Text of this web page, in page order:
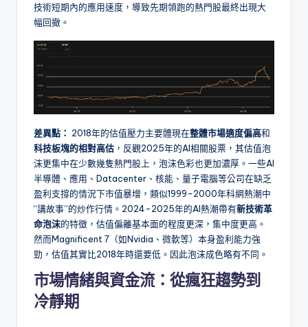
技術短期內的應用速度，導致先期領跑的熱門股最終出現大
幅回撤。
差異點： 2018年的估值壓力主要體現在整體市場適度偏高和
科技板塊的相對高估 ，反觀2025年的AI相關股票，其估值泡
沫更集中在少數幾隻熱門股上，泡沫色彩也更加濃厚。一些AI
半導體、應用、Datacenter、核能、量子電腦等公司在缺乏
盈利支撐的情況下市值暴增，類似1999-2000年科網熱潮中
“講故事”的炒作行情。2024-2025年的AI熱潮帶有新技術革
命泡沫的特徵，估值偏離基本面的程度更深，集中度更高。
然而Magnificent 7（如Nvidia、微軟等）本身盈利能力強
勁，估值其實比2018年時還要低。因此泡沫成色略有不同。
市場情緒與資金流：從瘋狂趨勢到
冷靜期